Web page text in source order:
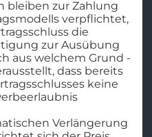
bleiben zur Zahlung
verpflichtet,
die
zur Ausübung
aus welchem Grund -
dass bereits
keine
Verlängerung